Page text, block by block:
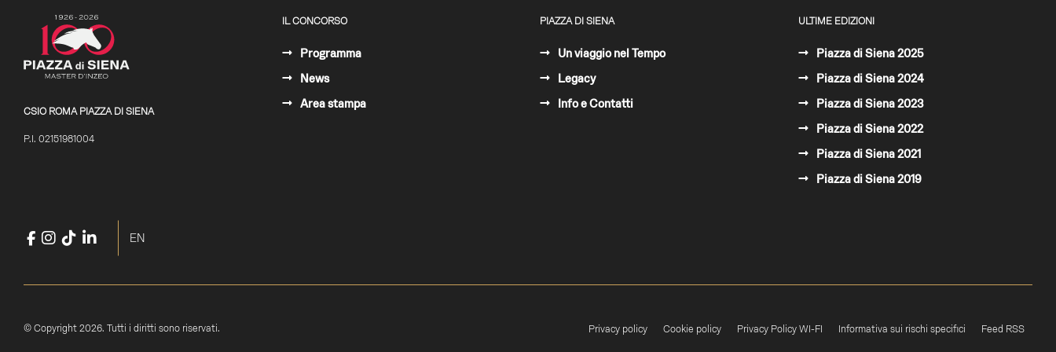
CSIO ROMA PIAZZA DI SIENA
P.I. 02151981004
IL CONCORSO
Programma
News
Area stampa
PIAZZA DI SIENA
Un viaggio nel Tempo
Legacy
Info e Contatti
ULTIME EDIZIONI
Piazza di Siena 2025
Piazza di Siena 2024
Piazza di Siena 2023
Piazza di Siena 2022
Piazza di Siena 2021
Piazza di Siena 2019
Facebook
Instagram
TikTok LinkedIn
YouTube
Seleziona la tua lingua
EN
© Copyright 2026. Tutti i diritti sono riservati. Privacy policy Cookie policy Privacy Policy WI-FI Informativa sui rischi specifici Feed RSS